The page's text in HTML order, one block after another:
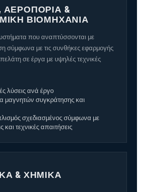
&
ΒΙΟΜΗΧΑΝΊΑ
που αναπτύσσονται με
σύμφωνα με τις συνθήκες εφαρμογής
σε έργα με υψηλές τεχνικές
λύσεις ανά έργο
μαγνητών συγκράτησης και
σχεδιασμένος σύμφωνα με
και τεχνικές απαιτήσεις
& ΧΗΜΙΚΆ